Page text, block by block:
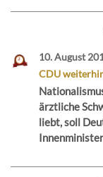
10. August
CDU
ärztliche
liebt, soll